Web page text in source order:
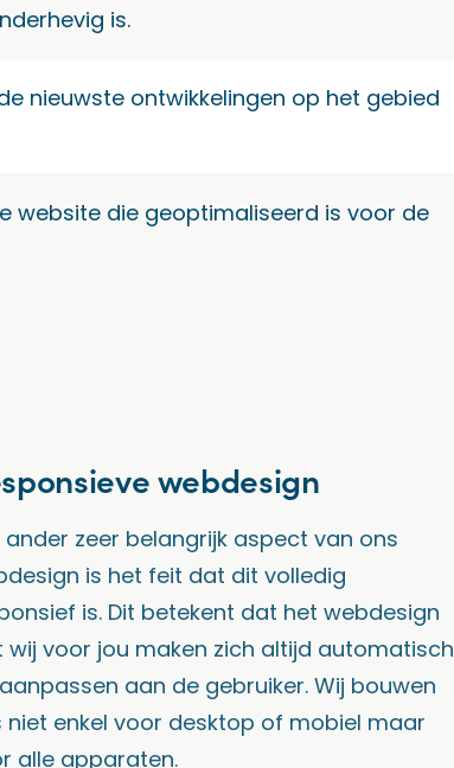
is.
nieuwste ontwikkelingen op het gebied
website die geoptimaliseerd is voor de
webdesign
ander zeer belangrijk aspect van ons
is het feit dat dit volledig
is. Dit betekent dat het webdesign
wij voor jou maken zich altijd automatisch
aan de gebruiker. Wij bouwen
niet enkel voor desktop of mobiel maar
alle apparaten.